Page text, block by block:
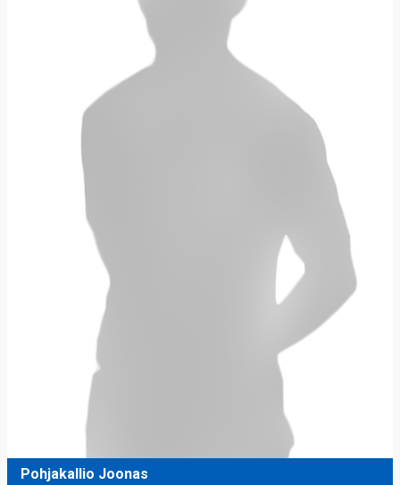
Pohjakallio Joonas